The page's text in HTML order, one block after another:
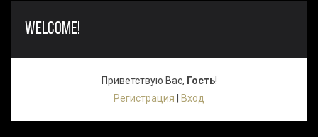
WELCOME!
Приветствую Вас, Гость!
Регистрация
Вход